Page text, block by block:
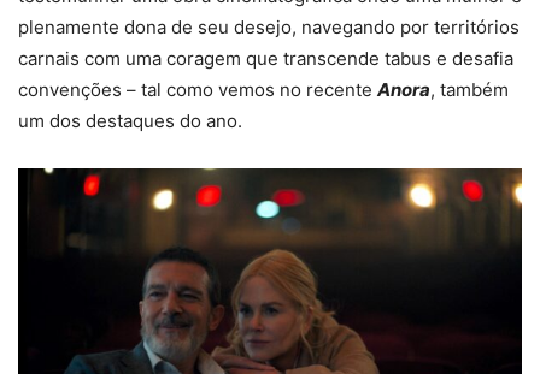
plenamente dona de seu desejo, navegando por territórios
carnais com uma coragem que transcende tabus e desafia
convenções – tal como vemos no recente Anora, também
um dos destaques do ano.